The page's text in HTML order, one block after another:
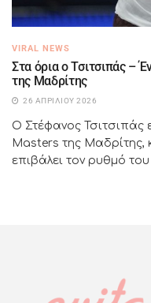
VIRAL NEWS
Στα όρια ο Τσιτσιπάς –
της Μαδρίτης
26 ΑΠΡΙΛΊΟΥ 2026
Ο Στέφανος Τσιτσιπάς
Masters της
επιβάλει τον ρυθμό του